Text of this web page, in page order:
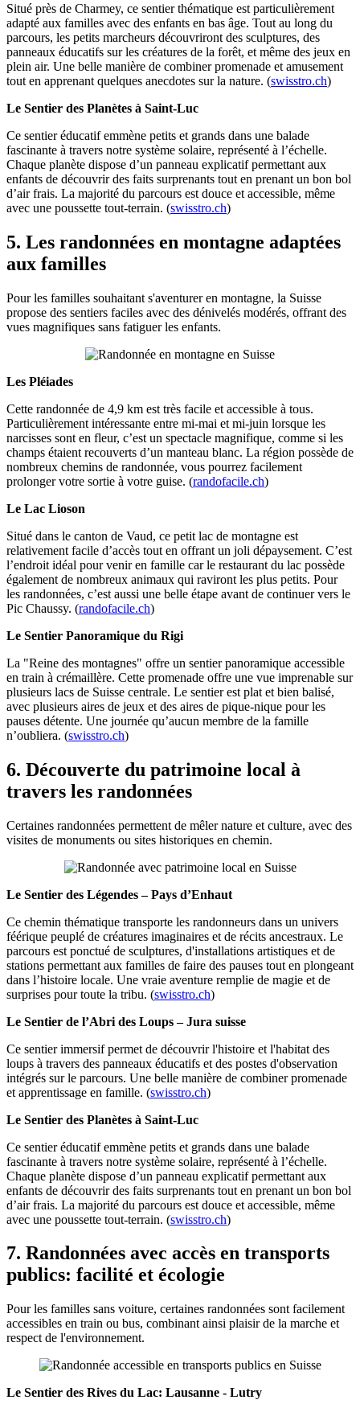
Situé près de Charmey, ce sentier thématique est particulièrement
adapté aux familles avec des enfants en bas âge. Tout au long du
parcours, les petits marcheurs découvriront des sculptures, des
panneaux éducatifs sur les créatures de la forêt, et même des jeux en
plein air. Une belle manière de combiner promenade et amusement
tout en apprenant quelques anecdotes sur la nature. (swisstro.ch)
Le Sentier des Planètes à Saint-Luc
Ce sentier éducatif emmène petits et grands dans une balade
fascinante à travers notre système solaire, représenté à l’échelle.
Chaque planète dispose d’un panneau explicatif permettant aux
enfants de découvrir des faits surprenants tout en prenant un bon bol
d’air frais. La majorité du parcours est douce et accessible, même
avec une poussette tout-terrain. (swisstro.ch)
5. Les randonnées en montagne adaptées
aux familles
Pour les familles souhaitant s'aventurer en montagne, la Suisse
propose des sentiers faciles avec des dénivelés modérés, offrant des
vues magnifiques sans fatiguer les enfants.
Les Pléiades
Cette randonnée de 4,9 km est très facile et accessible à tous.
Particulièrement intéressante entre mi-mai et mi-juin lorsque les
narcisses sont en fleur, c’est un spectacle magnifique, comme si les
champs étaient recouverts d’un manteau blanc. La région possède de
nombreux chemins de randonnée, vous pourrez facilement
prolonger votre sortie à votre guise. (randofacile.ch)
Le Lac Lioson
Situé dans le canton de Vaud, ce petit lac de montagne est
relativement facile d’accès tout en offrant un joli dépaysement. C’est
l’endroit idéal pour venir en famille car le restaurant du lac possède
également de nombreux animaux qui raviront les plus petits. Pour
les randonnées, c’est aussi une belle étape avant de continuer vers le
Pic Chaussy. (randofacile.ch)
Le Sentier Panoramique du Rigi
La "Reine des montagnes" offre un sentier panoramique accessible
en train à crémaillère. Cette promenade offre une vue imprenable sur
plusieurs lacs de Suisse centrale. Le sentier est plat et bien balisé,
avec plusieurs aires de jeux et des aires de pique-nique pour les
pauses détente. Une journée qu’aucun membre de la famille
n’oubliera. (swisstro.ch)
6. Découverte du patrimoine local à
travers les randonnées
Certaines randonnées permettent de mêler nature et culture, avec des
visites de monuments ou sites historiques en chemin.
Le Sentier des Légendes – Pays d’Enhaut
Ce chemin thématique transporte les randonneurs dans un univers
féérique peuplé de créatures imaginaires et de récits ancestraux. Le
parcours est ponctué de sculptures, d'installations artistiques et de
stations permettant aux familles de faire des pauses tout en plongeant
dans l’histoire locale. Une vraie aventure remplie de magie et de
surprises pour toute la tribu. (swisstro.ch)
Le Sentier de l’Abri des Loups – Jura suisse
Ce sentier immersif permet de découvrir l'histoire et l'habitat des
loups à travers des panneaux éducatifs et des postes d'observation
intégrés sur le parcours. Une belle manière de combiner promenade
et apprentissage en famille. (swisstro.ch)
Le Sentier des Planètes à Saint-Luc
Ce sentier éducatif emmène petits et grands dans une balade
fascinante à travers notre système solaire, représenté à l’échelle.
Chaque planète dispose d’un panneau explicatif permettant aux
enfants de découvrir des faits surprenants tout en prenant un bon bol
d’air frais. La majorité du parcours est douce et accessible, même
avec une poussette tout-terrain. (swisstro.ch)
7. Randonnées avec accès en transports
publics: facilité et écologie
Pour les familles sans voiture, certaines randonnées sont facilement
accessibles en train ou bus, combinant ainsi plaisir de la marche et
respect de l'environnement.
Le Sentier des Rives du Lac: Lausanne - Lutry